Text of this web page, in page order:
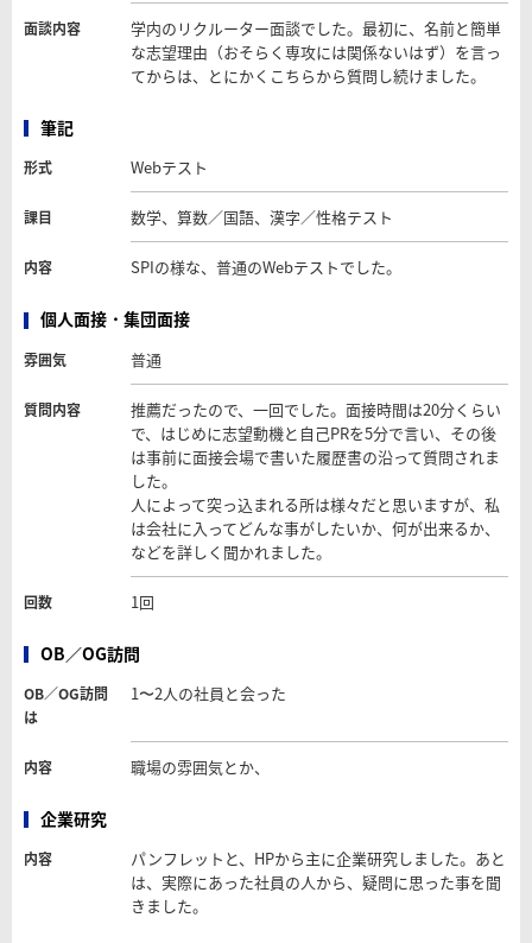
面談内容
学内のリクルーター面談でした。最初に、名前と簡単
な志望理由（おそらく専攻には関係ないはず）を言っ
てからは、とにかくこちらから質問し続けました。
筆記
形式 Webテスト
課目 数学、算数／国語、漢字／性格テスト
内容 SPIの様な、普通のWebテストでした。
個人面接・集団面接
雰囲気 普通
質問内容
推薦だったので、一回でした。面接時間は20分くらい
で、はじめに志望動機と自己PRを5分で言い、その後
は事前に面接会場で書いた履歴書の沿って質問されま
した。
人によって突っ込まれる所は様々だと思いますが、私
は会社に入ってどんな事がしたいか、何が出来るか、
などを詳しく聞かれました。
回数 1回
OB／OG訪問
OB／OG訪問
は
1〜2人の社員と会った
内容 職場の雰囲気とか、
企業研究
内容
パンフレットと、HPから主に企業研究しました。あと
は、実際にあった社員の人から、疑問に思った事を聞
きました。